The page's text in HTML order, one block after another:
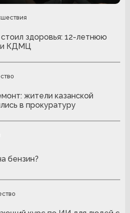
здоровья: 12-летнюю
КДМЦ
жители казанской
в прокуратуру
бензин?